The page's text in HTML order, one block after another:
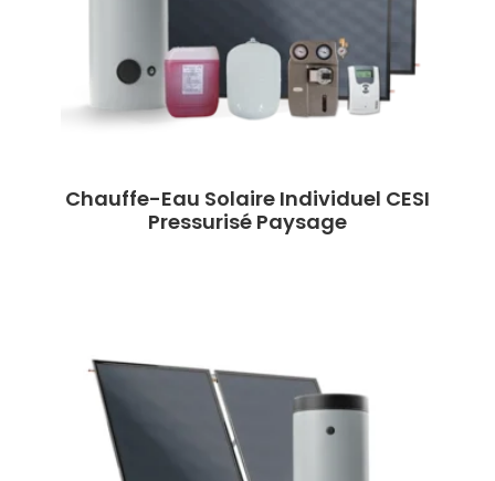
Chauffe-Eau Solaire Individuel CESI
Pressurisé Paysage